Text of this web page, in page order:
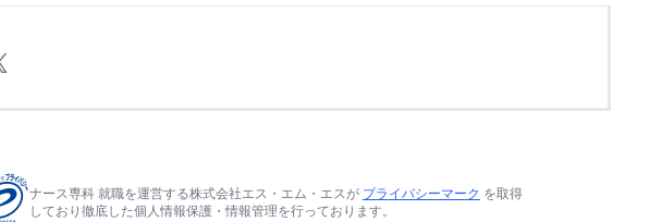
ナース専科 就職を運営する株式会社エス・エム・エスが プライバシーマーク を取得
しており徹底した個人情報保護・情報管理を行っております。